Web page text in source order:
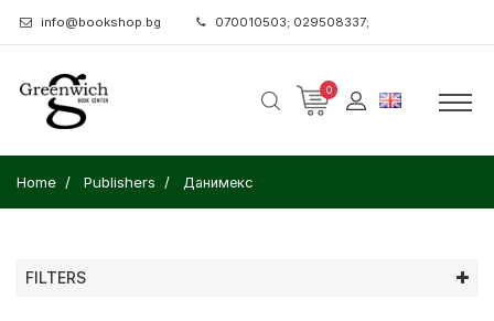
info@bookshop.bg 070010503; 029508337;
0
Home Publishers Данимекс
FILTERS